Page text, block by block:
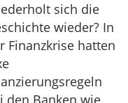
sich die
wieder? In
Finanzkrise hatten